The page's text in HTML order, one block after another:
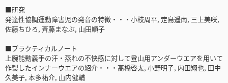
■研究
発達性協調運動障害児の発音の特徴・・・小枝周平, 定島遥南, 三上美咲,
佐藤ちひろ, 斉藤まなぶ, 山田順子
■プラクティカルノート
上腕能動義手の汗・蒸れの不快感に対して登山用アンダーウエアを用いて
作製したインナーウエアの紹介・・・髙橋啓太, 小野明子, 内田翔也, 田中
久美子, 本多祐介, 山内健輔